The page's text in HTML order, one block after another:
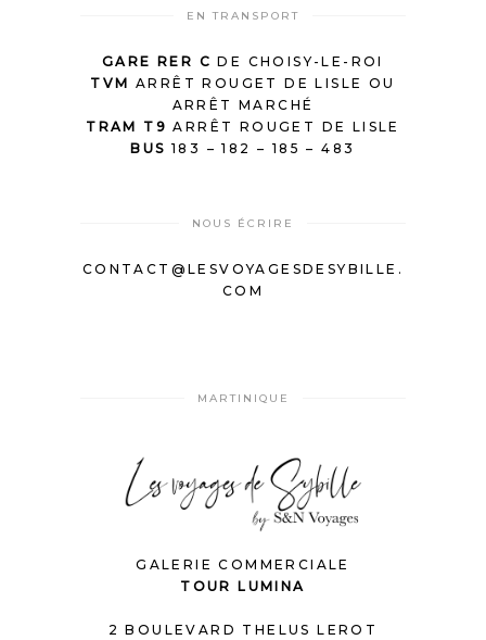
EN TRANSPORT
GARE RER C DE CHOISY-LE-ROI
TVM ARRÊT ROUGET DE LISLE OU
ARRÊT MARCHÉ
TRAM T9 ARRÊT ROUGET DE LISLE
BUS 183 – 182 – 185 – 483
NOUS ÉCRIRE
CONTACT@LESVOYAGESDESYBILLE.
COM
MARTINIQUE
GALERIE COMMERCIALE
TOUR LUMINA
2 BOULEVARD THELUS LEROT